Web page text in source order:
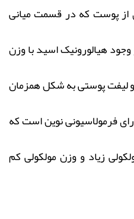
از پوست که در قسمت میانی
هیالورونیک اسید با وزن
لیفت پوستی به شکل همزمان
فرمولاسیونی نوین است که
زیاد و وزن مولکولی کم